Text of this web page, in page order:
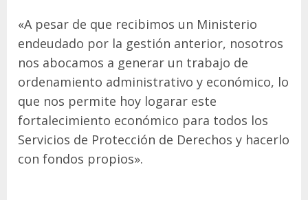
«A pesar de que recibimos un Ministerio
endeudado por la gestión anterior, nosotros
nos abocamos a generar un trabajo de
ordenamiento administrativo y económico, lo
que nos permite hoy logarar este
fortalecimiento económico para todos los
Servicios de Protección de Derechos y hacerlo
con fondos propios».